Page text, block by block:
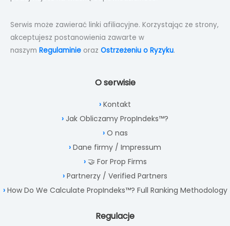
Serwis może zawierać linki afiliacyjne. Korzystając ze strony,
akceptujesz postanowienia zawarte w
naszym Regulaminie oraz Ostrzeżeniu o Ryzyku.
O serwisie
Kontakt
Jak Obliczamy PropIndeks™?
O nas
Dane firmy / Impressum
🤝 For Prop Firms
Partnerzy / Verified Partners
How Do We Calculate PropIndeks™? Full Ranking Methodology
Regulacje